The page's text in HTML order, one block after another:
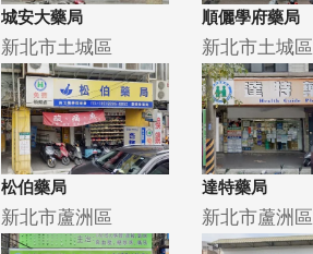
城安大藥局
新北市土城區
順儷學府藥局
新北市土城區
松伯藥局
新北市蘆洲區
達特藥局
新北市蘆洲區